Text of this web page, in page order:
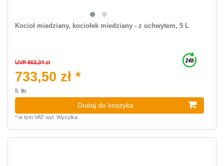
Kocioł miedziany, kociołek miedziany - z uchwytem, 5 L
UVP 863,34 zł
733,50 zł *
5 litr
Dodaj do koszyka
* w tym VATwyl. Wysylka